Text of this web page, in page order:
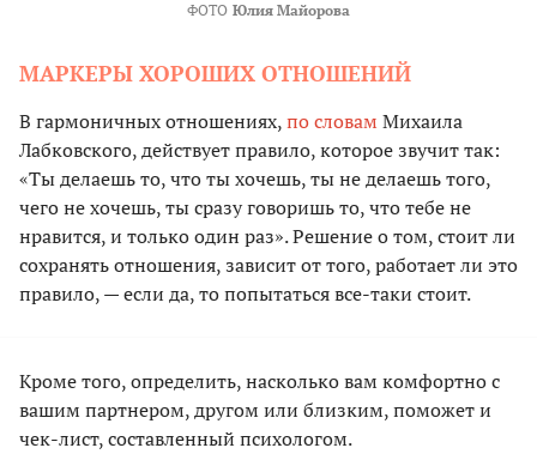
ФОТО Юлия Майорова
МАРКЕРЫ ХОРОШИХ ОТНОШЕНИЙ
В гармоничных отношениях,по словам Михаила
Лабковского, действует правило, которое звучит так:
«Ты делаешь то, что ты хочешь, ты не делаешь того,
чего не хочешь, ты сразу говоришь то, что тебе не
нравится, и только один раз». Решение о том, стоит ли
сохранять отношения, зависит от того, работает ли это
правило, — если да, то попытаться все-таки стоит.
Кроме того, определить, насколько вам комфортно с
вашим партнером, другом или близким, поможет и
чек-лист, составленный психологом.